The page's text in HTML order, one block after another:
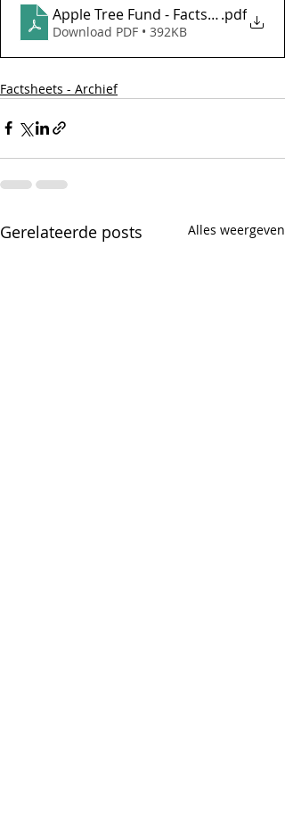
Apple Tree Fund - Factsheet.pdf
Download PDF • 392KB
Factsheets - Archief
Gerelateerde posts Alles weergeven